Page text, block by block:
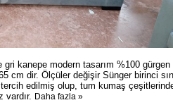
gri kanepe modern tasarım %100 gürgen
cm dir. Ölçüler değişir Sünger birinci
edilmiş olup, tum kumaş
vardır. Daha fazla »